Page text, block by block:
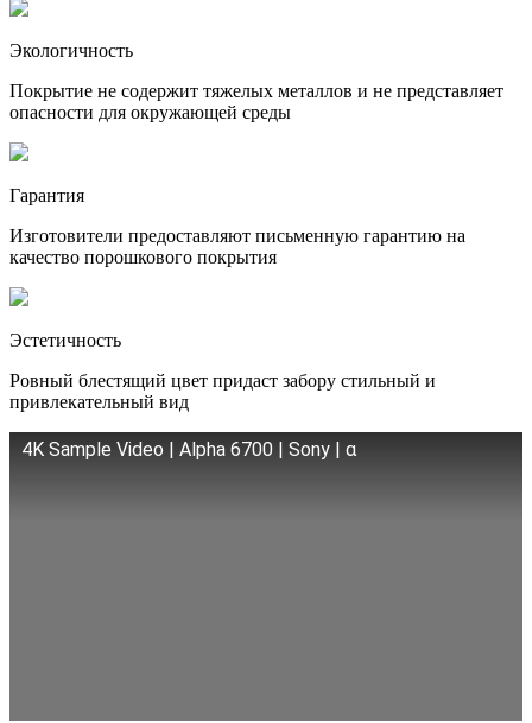
Экологичность
Покрытие не содержит тяжелых металлов и не представляет
опасности для окружающей среды
Гарантия
Изготовители предоставляют письменную гарантию на
качество порошкового покрытия
Эстетичность
Ровный блестящий цвет придаст забору стильный и
привлекательный вид
4K Sample Video | Alpha 6700 | Sony | α